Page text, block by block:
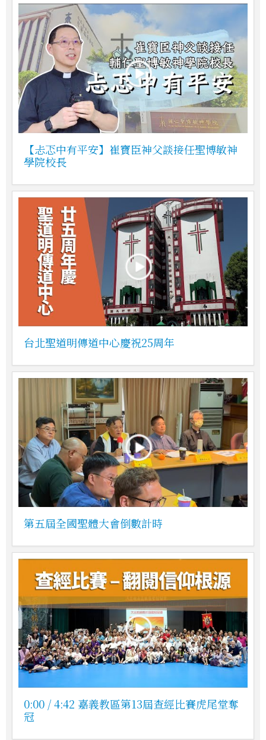
【忐忑中有平安】崔寶臣神父談接任聖博敏神
學院校長
台北聖道明傳道中心慶祝25周年
第五屆全國聖體大會倒數計時
0:00 / 4:42 嘉義教區第13屆查經比賽虎尾堂奪
冠